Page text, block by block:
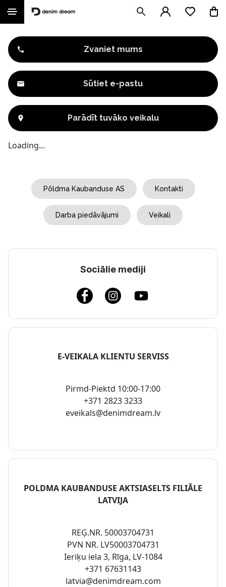
Zvaniet mums
Sūtiet e-pastu
Parādīt tuvāko veikalu
Loading...
Põldma Kaubanduse AS Kontakti
Darba piedāvājumi Veikali
Sociālie mediji
E-VEIKALA KLIENTU SERVISS
Pirmd-Piektd 10:00-17:00
+371 2823 3233
eveikals@denimdream.lv
POLDMA KAUBANDUSE AKTSIASELTS FILIĀLE
LATVIJA
REĢ.NR. 50003704731
PVN NR. LV50003704731
Ieriķu iela 3, Rīga, LV-1084
+371 67631143
latvia@denimdream.com